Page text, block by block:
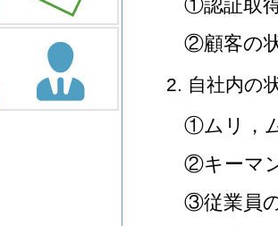
①認証取
②顧客の
2. 自社内の
①ムリ，
②キーマ
③従業員